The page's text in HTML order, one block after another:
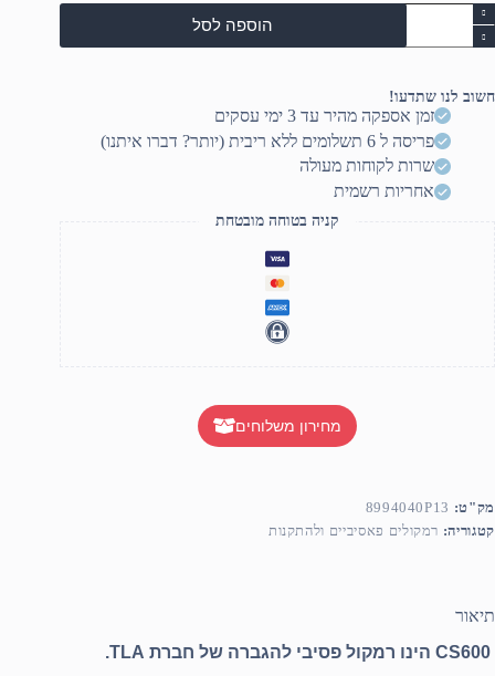
כמות
של
רמקול
CS600
הוספה לסל
חשוב לנו שתדעו!
זמן אספקה מהיר עד 3 ימי עסקים
פריסה ל 6 תשלומים ללא ריבית (יותר? דברו איתנו)
שרות לקוחות מעולה
אחריות רשמית
קניה בטוחה מובטחת
מחירון משלוחים
מק"ט: 8994040P13
קטגוריה: רמקולים פאסיביים ולהתקנות
תיאור
CS600 הינו רמקול פסיבי להגברה של חברת TLA.